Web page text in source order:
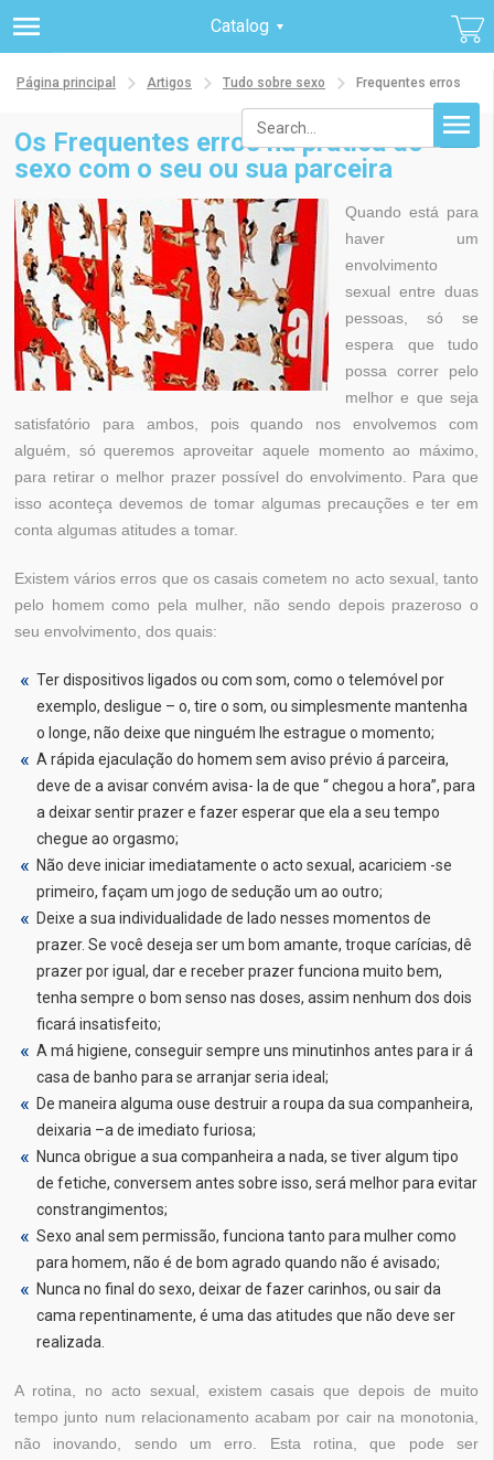
Catalog
Página principal Artigos Tudo sobre sexo Frequentes erros
Os Frequentes erros na prática do
sexo com o seu ou sua parceira
Quando está para
haver um
envolvimento
sexual entre duas
pessoas, só se
espera que tudo
possa correr pelo
melhor e que seja
satisfatório para ambos, pois quando nos envolvemos com
alguém, só queremos aproveitar aquele momento ao máximo,
para retirar o melhor prazer possível do envolvimento. Para que
isso aconteça devemos de tomar algumas precauções e ter em
conta algumas atitudes a tomar.
Existem vários erros que os casais cometem no acto sexual, tanto
pelo homem como pela mulher, não sendo depois prazeroso o
seu envolvimento, dos quais:
Ter dispositivos ligados ou com som, como o telemóvel por
exemplo, desligue – o, tire o som, ou simplesmente mantenha
o longe, não deixe que ninguém lhe estrague o momento;
A rápida ejaculação do homem sem aviso prévio á parceira,
deve de a avisar convém avisa- la de que “ chegou a hora”, para
a deixar sentir prazer e fazer esperar que ela a seu tempo
chegue ao orgasmo;
Não deve iniciar imediatamente o acto sexual, acariciem -se
primeiro, façam um jogo de sedução um ao outro;
Deixe a sua individualidade de lado nesses momentos de
prazer. Se você deseja ser um bom amante, troque carícias, dê
prazer por igual, dar e receber prazer funciona muito bem,
tenha sempre o bom senso nas doses, assim nenhum dos dois
ficará insatisfeito;
A má higiene, conseguir sempre uns minutinhos antes para ir á
casa de banho para se arranjar seria ideal;
De maneira alguma ouse destruir a roupa da sua companheira,
deixaria –a de imediato furiosa;
Nunca obrigue a sua companheira a nada, se tiver algum tipo
de fetiche, conversem antes sobre isso, será melhor para evitar
constrangimentos;
Sexo anal sem permissão, funciona tanto para mulher como
para homem, não é de bom agrado quando não é avisado;
Nunca no final do sexo, deixar de fazer carinhos, ou sair da
cama repentinamente, é uma das atitudes que não deve ser
realizada.
A rotina, no acto sexual, existem casais que depois de muito
tempo junto num relacionamento acabam por cair na monotonia,
não inovando, sendo um erro. Esta rotina, que pode ser